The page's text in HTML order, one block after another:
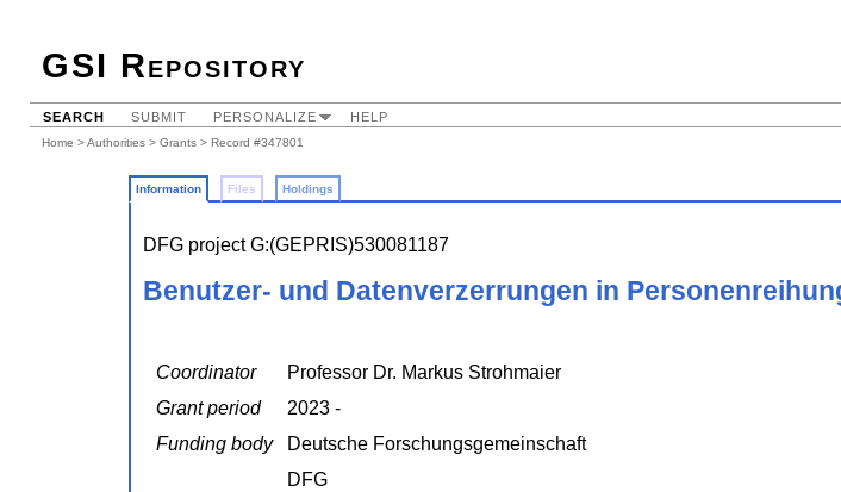
GSI Repository
SEARCH SUBMIT PERSONALIZE HELP
Home >Authorities > Grants > Record #347801
Information Files Holdings
DFG project G:(GEPRIS)530081187
Benutzer- und Datenverzerrungen in
Coordinator
Professor Dr. Markus Strohmaier
Grant period
2023 -
Funding body
Deutsche Forschungsgemeinschaft
DFG